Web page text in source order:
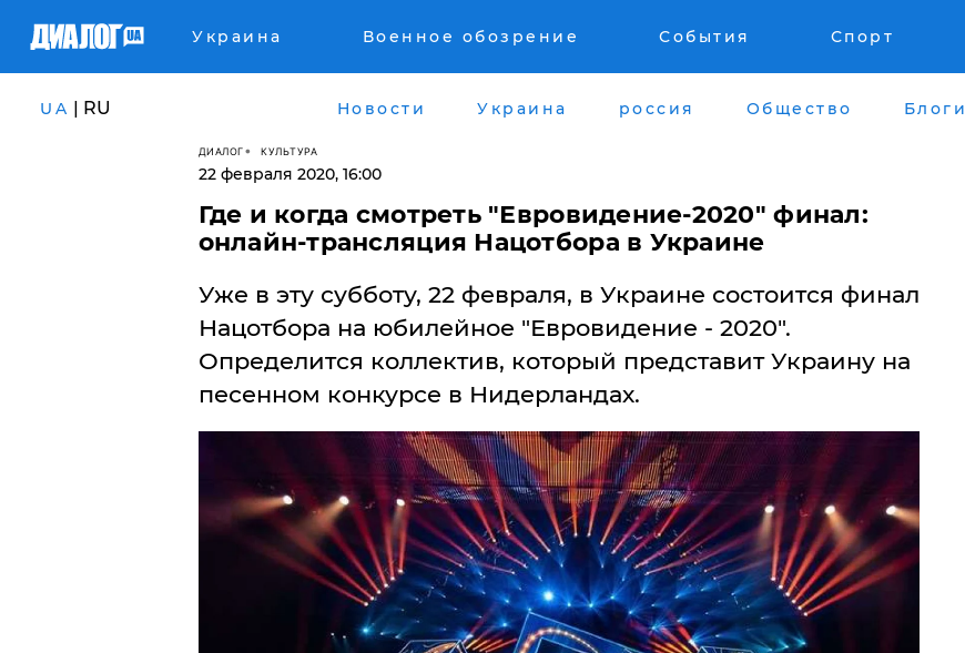
Украина Военное обозрение События Спорт
UA | RU Новости Украина россия Общество Блоги
ДИАЛОГ КУЛЬТУРА
22 февраля 2020, 16:00
Где и когда смотреть "Евровидение-2020" финал:
онлайн-трансляция Нацотбора в Украине
Уже в эту субботу, 22 февраля, в Украине состоится финал
Нацотбора на юбилейное "Евровидение - 2020".
Определится коллектив, который представит Украину на
песенном конкурсе в Нидерландах.